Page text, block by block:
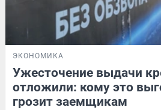
ЭКОНОМИКА
Ужесточение выдачи
отложили: кому это
грозит заемщикам